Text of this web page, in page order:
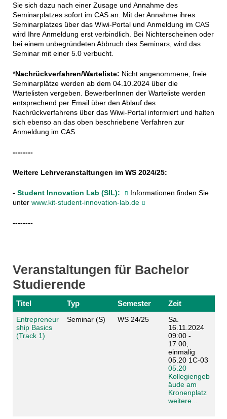
Sie sich dazu nach einer Zusage und Annahme des
Seminarplatzes sofort im CAS an. Mit der Annahme ihres
Seminarplatzes über das Wiwi-Portal und Anmeldung im CAS
wird Ihre Anmeldung erst verbindlich. Bei Nichterscheinen oder
bei einem unbegründeten Abbruch des Seminars, wird das
Seminar mit einer 5.0 verbucht.
*Nachrückverfahren/Warteliste: Nicht angenommene, freie
Seminarplätze werden ab dem 04.10.2024 über die
Wartelisten vergeben. BewerberInnen der Warteliste werden
entsprechend per Email über den Ablauf des
Nachrückverfahrens über das Wiwi-Portal informiert und halten
sich ebenso an das oben beschriebene Verfahren zur
Anmeldung im CAS.
--------
Weitere Lehrveranstaltungen im WS 2024/25:
- Student Innovation Lab (SIL):
Informationen finden Sie
unter www.kit-student-innovation-lab.de
--------
Veranstaltungen für Bachelor
Studierende
Titel Typ Semester Zeit
Entrepreneur
ship Basics
(Track 1)
Seminar (S) WS 24/25
Sa.
16.11.2024
09:00 -
17:00,
einmalig
05.20 1C-03
05.20
Kollegiengeb
äude am
Kronenplatz
weitere...